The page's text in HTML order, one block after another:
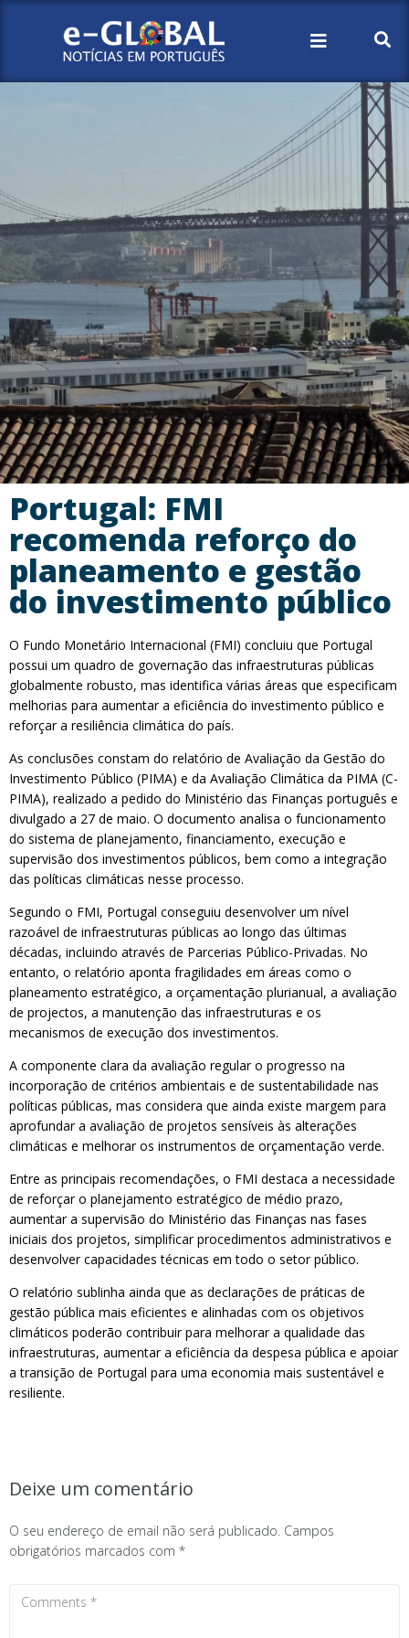
Portugal: FMI
recomenda reforço do
planeamento e gestão
do investimento público
O Fundo Monetário Internacional (FMI) concluiu que Portugal
possui um quadro de governação das infraestruturas públicas
globalmente robusto, mas identifica várias áreas que especificam
melhorias para aumentar a eficiência do investimento público e
reforçar a resiliência climática do país.
As conclusões constam do relatório de Avaliação da Gestão do
Investimento Público (PIMA) e da Avaliação Climática da PIMA (C-
PIMA), realizado a pedido do Ministério das Finanças português e
divulgado a 27 de maio. O documento analisa o funcionamento
do sistema de planejamento, financiamento, execução e
supervisão dos investimentos públicos, bem como a integração
das políticas climáticas nesse processo.
Segundo o FMI, Portugal conseguiu desenvolver um nível
razoável de infraestruturas públicas ao longo das últimas
décadas, incluindo através de Parcerias Público-Privadas. No
entanto, o relatório aponta fragilidades em áreas como o
planeamento estratégico, a orçamentação plurianual, a avaliação
de projectos, a manutenção das infraestruturas e os
mecanismos de execução dos investimentos.
A componente clara da avaliação regular o progresso na
incorporação de critérios ambientais e de sustentabilidade nas
políticas públicas, mas considera que ainda existe margem para
aprofundar a avaliação de projetos sensíveis às alterações
climáticas e melhorar os instrumentos de orçamentação verde.
Entre as principais recomendações, o FMI destaca a necessidade
de reforçar o planejamento estratégico de médio prazo,
aumentar a supervisão do Ministério das Finanças nas fases
iniciais dos projetos, simplificar procedimentos administrativos e
desenvolver capacidades técnicas em todo o setor público.
O relatório sublinha ainda que as declarações de práticas de
gestão pública mais eficientes e alinhadas com os objetivos
climáticos poderão contribuir para melhorar a qualidade das
infraestruturas, aumentar a eficiência da despesa pública e apoiar
a transição de Portugal para uma economia mais sustentável e
resiliente.
Deixe um comentário
O seu endereço de email não será publicado. Campos
obrigatórios marcados com *